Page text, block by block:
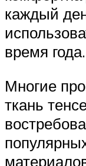
каждый
время года.
Многие
ткань